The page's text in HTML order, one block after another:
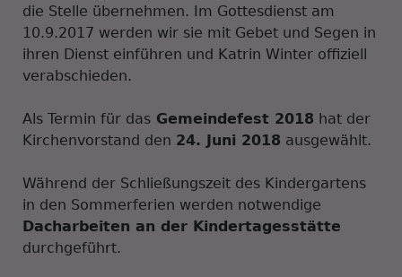
die Stelle übernehmen. Im Gottesdienst am
10.9.2017 werden wir sie mit Gebet und Segen in
ihren Dienst einführen und Katrin Winter offiziell
verabschieden.
Als Termin für das Gemeindefest 2018 hat der
Kirchenvorstand den 24. Juni 2018 ausgewählt.
Während der Schließungszeit des Kindergartens
in den Sommerferien werden notwendige
Dacharbeiten an der Kindertagesstätte
durchgeführt.